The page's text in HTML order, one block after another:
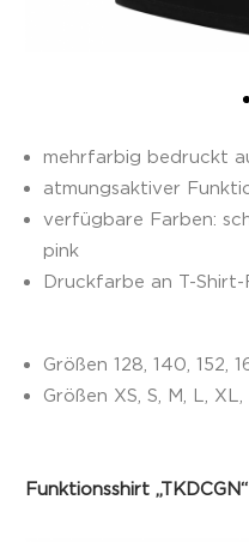
mehrfarbig bedruckt
atmungsaktiver
verfügbare Farben:
pink
Druckfarbe an T-
Größen 128, 140, 152,
Größen XS, S, M, L, XL,
Funktionsshirt „TKDCGN“